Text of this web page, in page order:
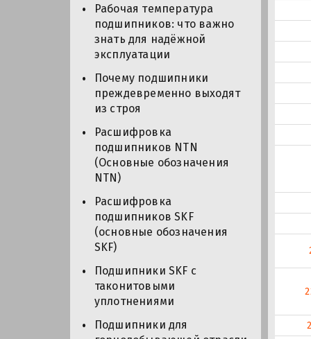
Рабочая температура
подшипников: что важно
знать для надёжной
эксплуатации
Почему подшипники
преждевременно выходят
из строя
Расшифровка
подшипников NTN
(Основные обозначения
NTN)
Расшифровка
подшипников SKF
(основные обозначения
SKF)
Подшипники SKF с
таконитовыми
уплотнениями
Подшипники для